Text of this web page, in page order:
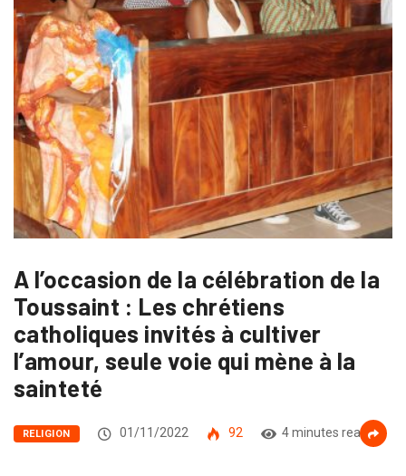
A l’occasion de la célébration de la
Toussaint : Les chrétiens
catholiques invités à cultiver
l’amour, seule voie qui mène à la
sainteté
RELIGION 01/11/2022 92 4 minutes read